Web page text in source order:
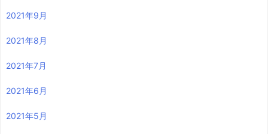
2021年9月
2021年8月
2021年7月
2021年6月
2021年5月